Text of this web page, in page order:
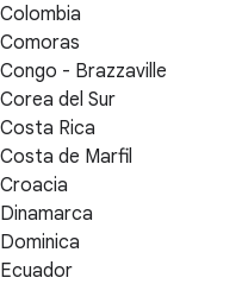
Colombia
Comoras
Congo - Brazzaville
Corea del Sur
Costa Rica
Costa de Marfil
Croacia
Dinamarca
Dominica
Ecuador